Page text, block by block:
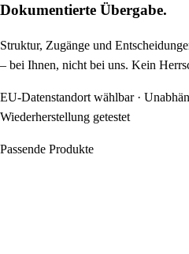
Dokumentierte Übergabe.
Struktur, Zugänge und
– bei Ihnen, nicht bei uns. Kein
EU-Datenstandort wählbar ·
Wiederherstellung getestet
Passende Produkte